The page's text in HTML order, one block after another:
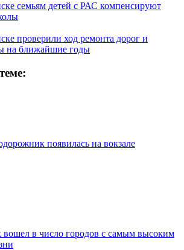
семьям детей с РАС компенсируют
проверили ход ремонта дорог и
на ближайшие годы
появилась на вокзале
вошел в число городов с самым высоким